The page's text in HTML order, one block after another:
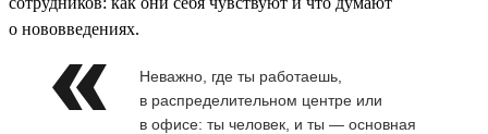
о нововведениях.
Неважно, где ты работаешь,
в распределительном центре или
в офисе: ты человек, и ты — основная